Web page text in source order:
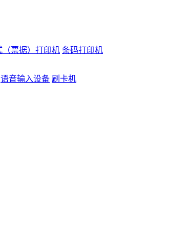
（票据）打印机 条码打印机
语音输入设备 刷卡机